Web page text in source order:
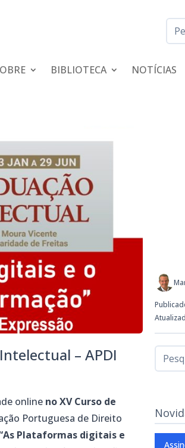
BIBLIOTECA NOTÍCIAS
– APDI
online no XV Curso de
Portuguesa de Direito
Plataformas digitais e